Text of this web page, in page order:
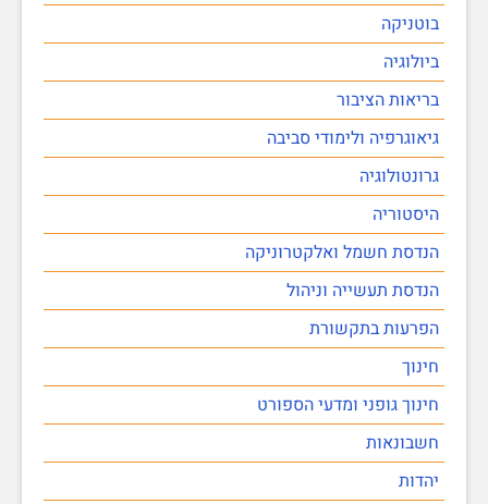
בוטניקה
ביולוגיה
בריאות הציבור
גיאוגרפיה ולימודי סביבה
גרונטולוגיה
היסטוריה
הנדסת חשמל ואלקטרוניקה
הנדסת תעשייה וניהול
הפרעות בתקשורת
חינוך
חינוך גופני ומדעי הספורט
חשבונאות
יהדות